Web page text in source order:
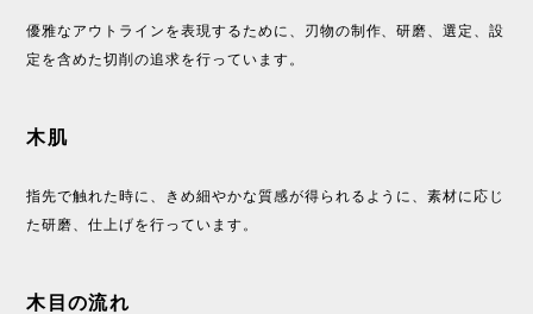
優雅なアウトラインを表現するために、刃物の制作、研磨、選定、設
定を含めた切削の追求を行っています。
木肌
指先で触れた時に、きめ細やかな質感が得られるように、素材に応じ
た研磨、仕上げを行っています。
木目の流れ